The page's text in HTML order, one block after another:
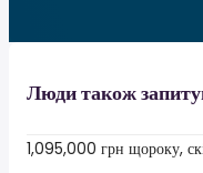
Люди також
1,095,000 грн щороку,